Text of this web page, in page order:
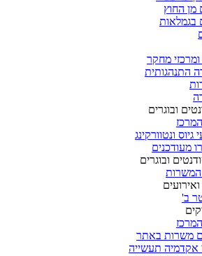
מן החוץ
בגמלאות
ומרכזי מחקר
התנהגותית
ובוגרים
גיוס ונטוורקינג
מעודכנים
ובוגרים
ב'
משרות באתר
אקדמיה תעשייה